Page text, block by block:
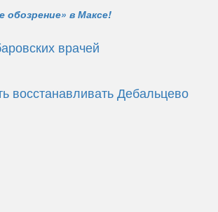
обозрение» в Максе!
врачей
восстанавливать Дебальцево